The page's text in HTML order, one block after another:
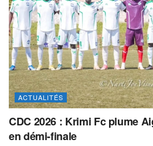
ACTUALITÉS
CDC 2026 : Krimi Fc plume
en démi-finale